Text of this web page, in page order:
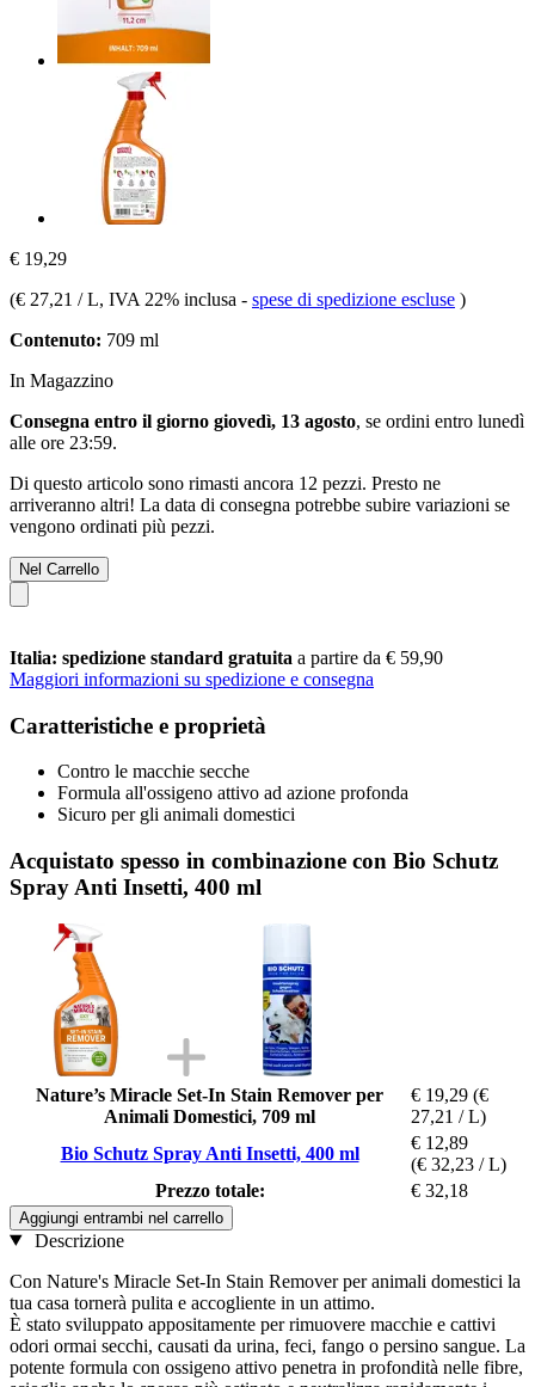
€ 19,29
(€ 27,21 / L, IVA 22% inclusa - spese di spedizione escluse )
Contenuto: 709 ml
In Magazzino
Consegna entro il giorno giovedì, 13 agosto, se ordini entro lunedì
alle ore 23:59.
Di questo articolo sono rimasti ancora 12 pezzi. Presto ne
arriveranno altri! La data di consegna potrebbe subire variazioni se
vengono ordinati più pezzi.
Nel Carrello
Italia: spedizione standard gratuita a partire da € 59,90
Maggiori informazioni su spedizione e consegna
Caratteristiche e proprietà
Contro le macchie secche
Formula all'ossigeno attivo ad azione profonda
Sicuro per gli animali domestici
Acquistato spesso in combinazione con Bio Schutz
Spray Anti Insetti, 400 ml
Nature’s Miracle Set-In Stain Remover per
Animali Domestici, 709 ml
€ 19,29 (€
27,21 / L)
Bio Schutz Spray Anti Insetti, 400 ml
€ 12,89
(€ 32,23 / L)
Prezzo totale:
€ 32,18
Aggiungi entrambi nel carrello
Descrizione
Con Nature's Miracle Set-In Stain Remover per animali domestici la
tua casa tornerà pulita e accogliente in un attimo.
È stato sviluppato appositamente per rimuovere macchie e cattivi
odori ormai secchi, causati da urina, feci, fango o persino sangue. La
potente formula con ossigeno attivo penetra in profondità nelle fibre,